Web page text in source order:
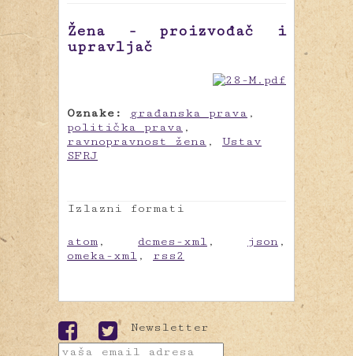
Žena - proizvođač i
upravljač
Oznake: građanska prava ,
politička prava ,
ravnopravnost žena , Ustav
SFRJ
Izlazni formati
atom , dcmes-xml , json ,
omeka-xml , rss2
Newsletter